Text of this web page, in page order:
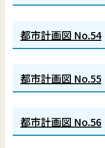
都市計画図 No.54
都市計画図 No.55
都市計画図 No.56